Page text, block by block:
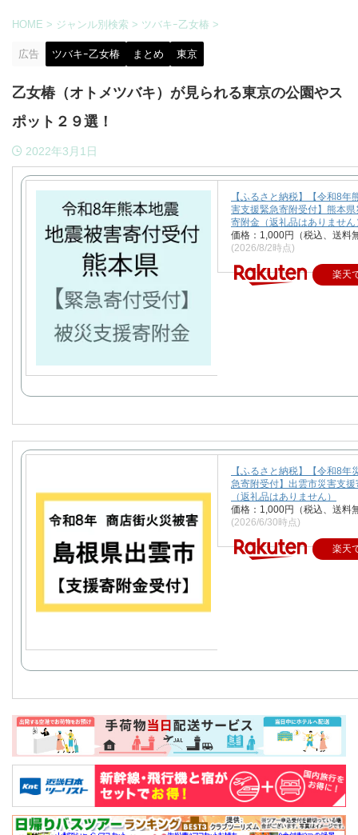
HOME > ジャンル別検索 > ツバキｰ乙女椿 >
広告 ツバキｰ乙女椿 まとめ 東京
乙女椿（オトメツバキ）が見られる東京の公園やス
ポット２９選！
2022年3月1日
【ふるさと納税】【令和8年
害支援緊急寄附受付】熊本県
寄附金（返礼品はありません
価格：1,000円（税込、送料
(2026/8/2時点)
楽天
【ふるさと納税】【令和8年
急寄附受付】出雲市災害支援
（返礼品はありません）
価格：1,000円（税込、送料
(2026/6/30時点)
楽天